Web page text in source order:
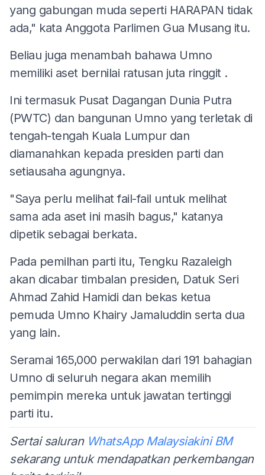
yang gabungan muda seperti HARAPAN tidak
ada," kata Anggota Parlimen Gua Musang itu.
Beliau juga menambah bahawa Umno
memiliki aset bernilai ratusan juta ringgit .
Ini termasuk Pusat Dagangan Dunia Putra
(PWTC) dan bangunan Umno yang terletak di
tengah-tengah Kuala Lumpur dan
diamanahkan kepada presiden parti dan
setiausaha agungnya.
"Saya perlu melihat fail-fail untuk melihat
sama ada aset ini masih bagus," katanya
dipetik sebagai berkata.
Pada pemilhan parti itu, Tengku Razaleigh
akan dicabar timbalan presiden, Datuk Seri
Ahmad Zahid Hamidi dan bekas ketua
pemuda Umno Khairy Jamaluddin serta dua
yang lain.
Seramai 165,000 perwakilan dari 191 bahagian
Umno di seluruh negara akan memilih
pemimpin mereka untuk jawatan tertinggi
parti itu.
Sertai saluran WhatsApp Malaysiakini BM
sekarang untuk mendapatkan perkembangan